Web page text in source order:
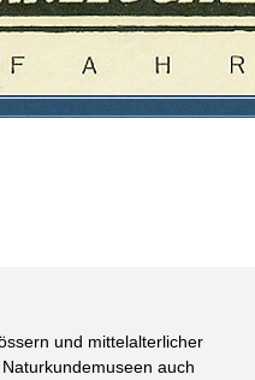
und mittelalterlicher
auch